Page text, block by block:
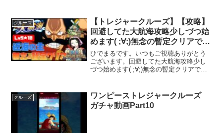
司の新刊誰も書けなかった日本の経済損
失 上念 司 月々800...
クルーズ
【トレジャークルーズ】【攻略】
回避してた大航海攻略少しづつ始
めます( ;∀;)無念の暫定クリアで
す！フーシャ村”近海の主”Lv5の
難しさ★10攻略です【トレクル】
【OPTC】
ひでまるです。いつもご視聴ありがとう
ございます。回避してた大航海攻略少し
づつ始めます( ;∀;)無念の暫定クリアで
ャンネル登録お願いいたします。#トレク
ル#大航海...
クルーズ
ワンピーストレジャークルーズ
ガチャ動画Part10